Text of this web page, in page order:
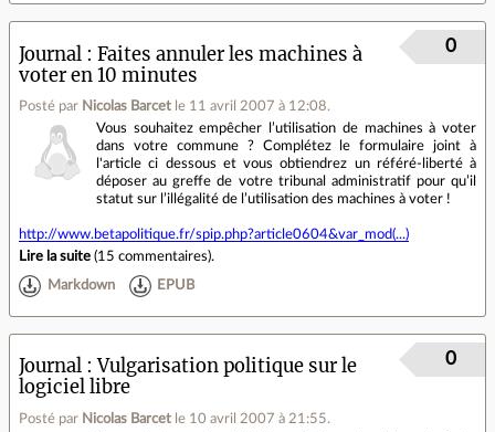
Journal
Faites annuler les machines à
voter en 10 minutes
Posté par Nicolas Barcet le 11 avril 2007 à 12:08.
0
Vous souhaitez empêcher l’utilisation de machines à voter
dans votre commune ? Complétez le formulaire joint à
l'article ci dessous et vous obtiendrez un référé-liberté à
déposer au greffe de votre tribunal administratif pour qu’il
statut sur l’illégalité de l’utilisation des machines à voter !
http://www.betapolitique.fr/spip.php?article0604&var_mod(...)
Lire la suite (15 commentaires).
Markdown EPUB
Journal
Vulgarisation politique sur le
logiciel libre
Posté par Nicolas Barcet le 10 avril 2007 à 21:55.
0